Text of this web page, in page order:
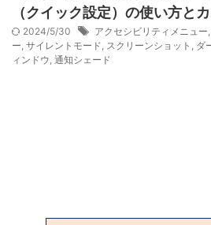
（クイック設定）の使い方と
2024/5/30 アクセシビリティメニュー,
ー, サイレントモード, スクリーンショット , ダ
ィンドウ, 通知シェード